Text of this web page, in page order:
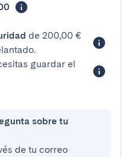
de 200,00 €
guardar el
sobre tu
de tu correo